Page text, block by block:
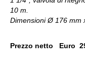
10 m.
Dimensioni Ø 176 mm
Prezzo netto Euro